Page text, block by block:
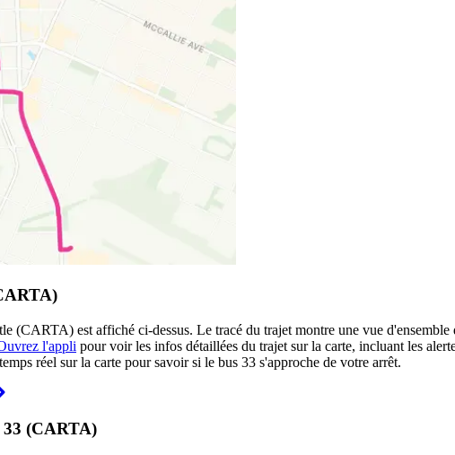
(CARTA) est affiché ci-dessus. Le tracé du trajet montre une vue
l'appli pour voir les infos détaillées du trajet sur la carte, incluant les
réel sur la carte pour savoir si le bus 33 s'approche de votre arrêt.
33 (CARTA)